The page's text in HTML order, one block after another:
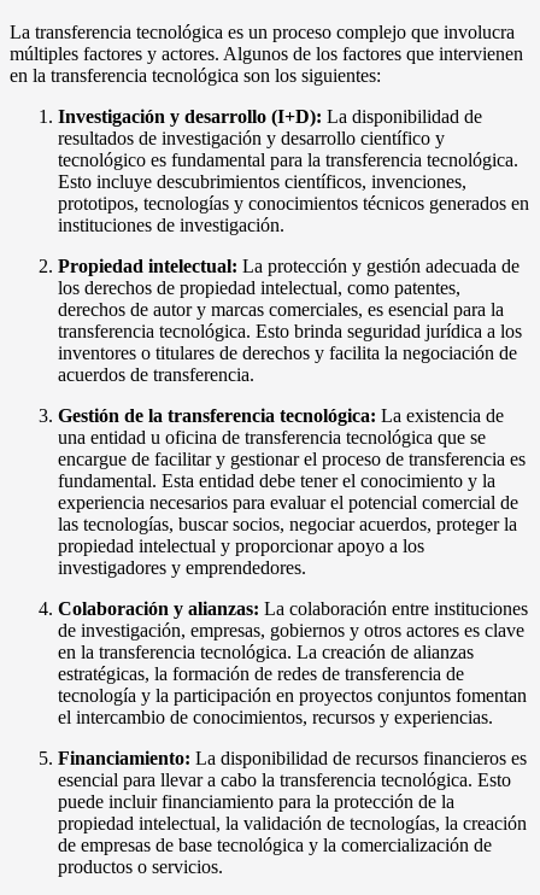
La transferencia tecnológica es un proceso complejo que involucra
múltiples factores y actores. Algunos de los factores que intervienen
en la transferencia tecnológica son los siguientes:
Investigación y desarrollo (I+D): La disponibilidad de
resultados de investigación y desarrollo científico y
tecnológico es fundamental para la transferencia tecnológica.
Esto incluye descubrimientos científicos, invenciones,
prototipos, tecnologías y conocimientos técnicos generados en
instituciones de investigación.
Propiedad intelectual: La protección y gestión adecuada de
los derechos de propiedad intelectual, como patentes,
derechos de autor y marcas comerciales, es esencial para la
transferencia tecnológica. Esto brinda seguridad jurídica a los
inventores o titulares de derechos y facilita la negociación de
acuerdos de transferencia.
Gestión de la transferencia tecnológica: La existencia de
una entidad u oficina de transferencia tecnológica que se
encargue de facilitar y gestionar el proceso de transferencia es
fundamental. Esta entidad debe tener el conocimiento y la
experiencia necesarios para evaluar el potencial comercial de
las tecnologías, buscar socios, negociar acuerdos, proteger la
propiedad intelectual y proporcionar apoyo a los
investigadores y emprendedores.
Colaboración y alianzas: La colaboración entre instituciones
de investigación, empresas, gobiernos y otros actores es clave
en la transferencia tecnológica. La creación de alianzas
estratégicas, la formación de redes de transferencia de
tecnología y la participación en proyectos conjuntos fomentan
el intercambio de conocimientos, recursos y experiencias.
Financiamiento: La disponibilidad de recursos financieros es
esencial para llevar a cabo la transferencia tecnológica. Esto
puede incluir financiamiento para la protección de la
propiedad intelectual, la validación de tecnologías, la creación
de empresas de base tecnológica y la comercialización de
productos o servicios.